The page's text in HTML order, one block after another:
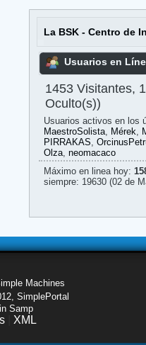
La BSK - Centro de
Usuarios en
1453 Visitantes,
Oculto(s))
Usuarios activos en los
MaestroSolista, Mérek,
PIRRAKAS,
Olza, neomacaco
Máximo en linea hoy:
siempre: 19630 (02 de
Machines
SimplePortal
Samp
XML